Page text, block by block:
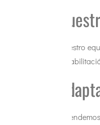
Nuestro